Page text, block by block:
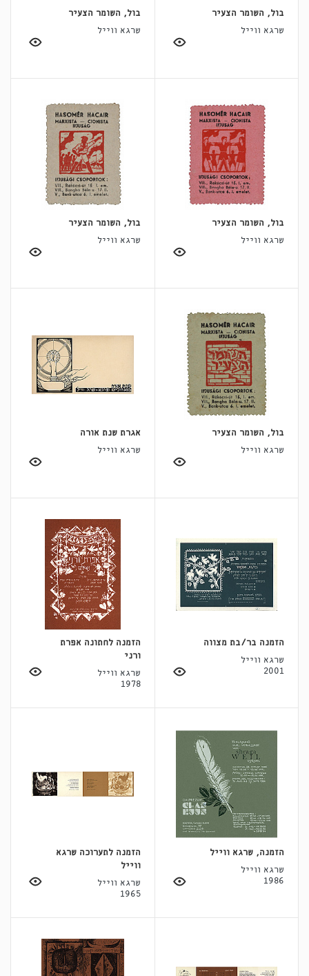
בול, השומר הצעיר
שרגא ווייל
בול, השומר הצעיר
שרגא ווייל
בול, השומר הצעיר
שרגא ווייל
בול, השומר הצעיר
שרגא ווייל
בול, השומר הצעיר
שרגא ווייל
אגרת שנת אורה
שרגא ווייל
הזמנה בר/בת מצווה
שרגא ווייל
2001
הזמנה לחתונה אפרת
ורני
שרגא ווייל
1978
הזמנה, שרגא ווייל
שרגא ווייל
1986
הזמנה לתערוכה שרגא
ווייל
שרגא ווייל
1965